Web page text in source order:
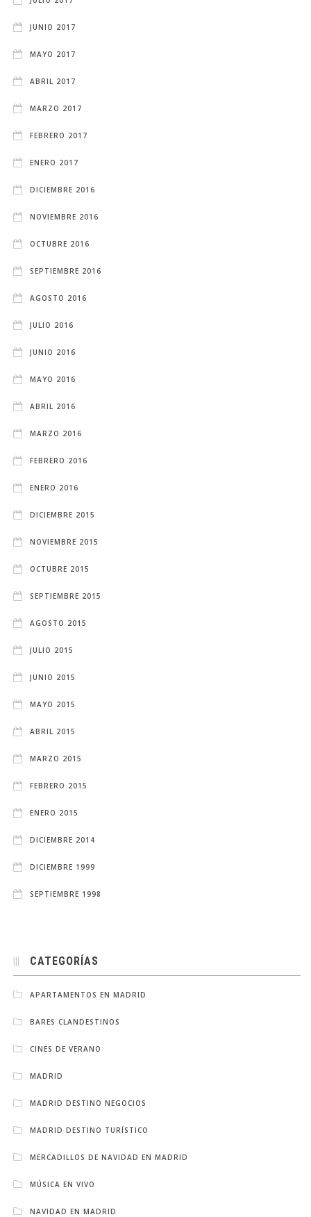
JUNIO 2017
MAYO 2017
ABRIL 2017
MARZO 2017
FEBRERO 2017
ENERO 2017
DICIEMBRE 2016
NOVIEMBRE 2016
OCTUBRE 2016
SEPTIEMBRE 2016
AGOSTO 2016
JULIO 2016
JUNIO 2016
MAYO 2016
ABRIL 2016
MARZO 2016
FEBRERO 2016
ENERO 2016
DICIEMBRE 2015
NOVIEMBRE 2015
OCTUBRE 2015
SEPTIEMBRE 2015
AGOSTO 2015
JULIO 2015
JUNIO 2015
MAYO 2015
ABRIL 2015
MARZO 2015
FEBRERO 2015
ENERO 2015
DICIEMBRE 2014
DICIEMBRE 1999
SEPTIEMBRE 1998
CATEGORÍAS
APARTAMENTOS EN MADRID
BARES CLANDESTINOS
CINES DE VERANO
MADRID
MADRID DESTINO NEGOCIOS
MADRID DESTINO TURÍSTICO
MERCADILLOS DE NAVIDAD EN MADRID
MÚSICA EN VIVO
NAVIDAD EN MADRID